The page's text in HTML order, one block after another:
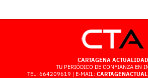
CARTAGENA ACTUALIDAD
TU PERIÓDICO DE CONFIANZA EN
TEL: 664209619 | E-MAIL: